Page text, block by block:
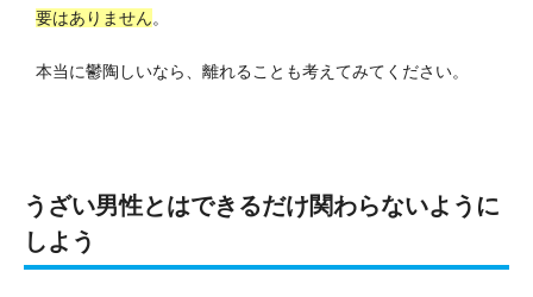
要はありません。
本当に鬱陶しいなら、離れることも考えてみてください。
うざい男性とはできるだけ関わらないように
しよう